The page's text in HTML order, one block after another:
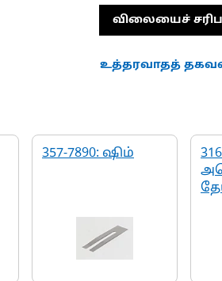
விலையைச்
உத்தரவாதத்
357-7890: ஷிம்